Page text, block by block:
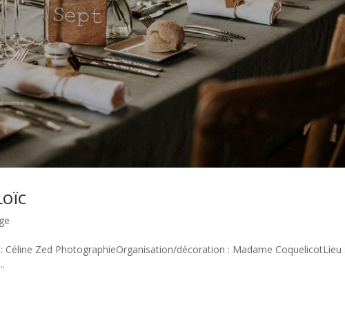
Zed PhotographieOrganisation/décoration : Madame CoquelicotLieu